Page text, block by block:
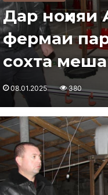
Дар ноҳияи
фермаи
сохта
08.01.2025 380